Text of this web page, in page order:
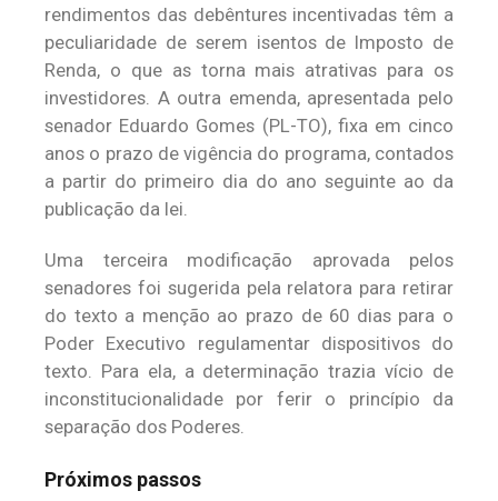
rendimentos das debêntures incentivadas têm a
peculiaridade de serem isentos de Imposto de
Renda, o que as torna mais atrativas para os
investidores. A outra emenda, apresentada pelo
senador Eduardo Gomes (PL-TO), fixa em cinco
anos o prazo de vigência do programa, contados
a partir do primeiro dia do ano seguinte ao da
publicação da lei.
Uma terceira modificação aprovada pelos
senadores foi sugerida pela relatora para retirar
do texto a menção ao prazo de 60 dias para o
Poder Executivo regulamentar dispositivos do
texto. Para ela, a determinação trazia vício de
inconstitucionalidade por ferir o princípio da
separação dos Poderes.
Próximos passos